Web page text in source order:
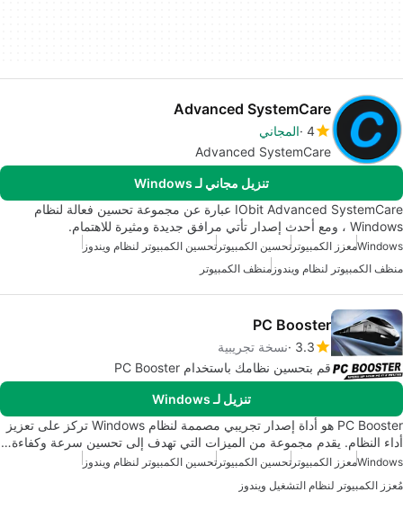
Advanced SystemCare
4 المجاني
Advanced SystemCare
تنزيل مجاني لـ Windows
IObit Advanced SystemCare عبارة عن مجموعة تحسين فعالة لنظام
Windows ، ومع أحدث إصدار تأتي مرافق جديدة ومثيرة للاهتمام.
Windowsمعزز الكمبيوتر تحسين الكمبيوتر تحسين الكمبيوتر لنظام ويندوز
منظف الكمبيوتر لنظام ويندوز منظف الكمبيوتر
PC Booster
3.3 نسخة تجريبية
قم بتحسين نظامك باستخدام PC Booster
تنزيل لـ Windows
PC Booster هو أداة إصدار تجريبي مصممة لنظام Windows تركز على تعزيز
أداء النظام. يقدم مجموعة من الميزات التي تهدف إلى تحسين سرعة وكفاءة…
Windowsمعزز الكمبيوتر تحسين الكمبيوتر تحسين الكمبيوتر لنظام ويندوز
مُعزز الكمبيوتر لنظام التشغيل ويندوز